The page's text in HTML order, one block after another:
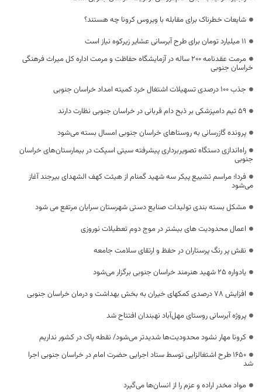
شایعات خطرناک برای مقابله با ویروس کرونا چه هستند؟
11 میلیارد تومان برای طرح آبرسانی عشایر زیرکوه نیاز است
مرمت عقدنامه 200 ساله در آزمایشگاه حفاظت و مرمت اداره کل میراث فرهنگی
خراسان جنوبی
جذب ۱۰۰ درصدی تسهیلات اشتغال خرد کمیته امداد خراسان جنوبی
۵۹ تیم دامپزشکی بر ذبح دام قربانی در خراسان جنوبی نظارت دارند
پرونده گازرسانی به روستاهای خراسان جنوبی امسال بسته می‌شود
راه‌اندازی دستگاه‌ تصویربرداری پیشرفته سیتی اسپکت در بیمارستان‌های خراسان
جنوبی
فردا؛ مراسم تشییع پیکر سه شهید گمنام از هیئت کهف الشهدای بیرجند آغاز
می‌شود
مشکل بسته بندی تولیدات صنایع دستی شهرستان سرایان مرتفع می شود
اعمال محدودیت های بیشتر در موج دوم تعطیلات نوروزی
نقش پر رنگ پرستاران در حفظ و ارتقای سلامت جامعه
یادواره ۲۵ شهید هنرمند خراسان جنوبی برگزار می‌شود
افزایش 78 درصدی کمکهای خیران به بخش بهداشت و درمان خراسان جنوبی
پروژه آبرسانی روستای مهل‌آباد نهبندان افتتاح شد
کرونا مهار نشود محدودیت‌ها شدیدتر می‌شود/ نقطه پاک در کشور نداریم
1650 طرح اشتغالزایی توسط ستاد اجرایی حضرت امام در خراسان جنوبی اجرا
شد
مواد مخدر اراده و عزم را از انسان‌ها می‌گیرد